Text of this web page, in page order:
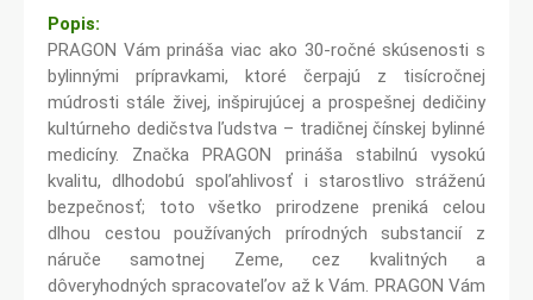
Popis:
PRAGON Vám prináša viac ako 30-ročné skúsenosti s
bylinnými prípravkami, ktoré čerpajú z tisícročnej
múdrosti stále živej, inšpirujúcej a prospešnej dedičiny
kultúrneho dedičstva ľudstva – tradičnej čínskej bylinné
medicíny. Značka PRAGON prináša stabilnú vysokú
kvalitu, dlhodobú spoľahlivosť i starostlivo stráženú
bezpečnosť; toto všetko prirodzene preniká celou
dlhou cestou používaných prírodných substancií z
náruče samotnej Zeme, cez kvalitných a
dôveryhodných spracovateľov až k Vám. PRAGON Vám